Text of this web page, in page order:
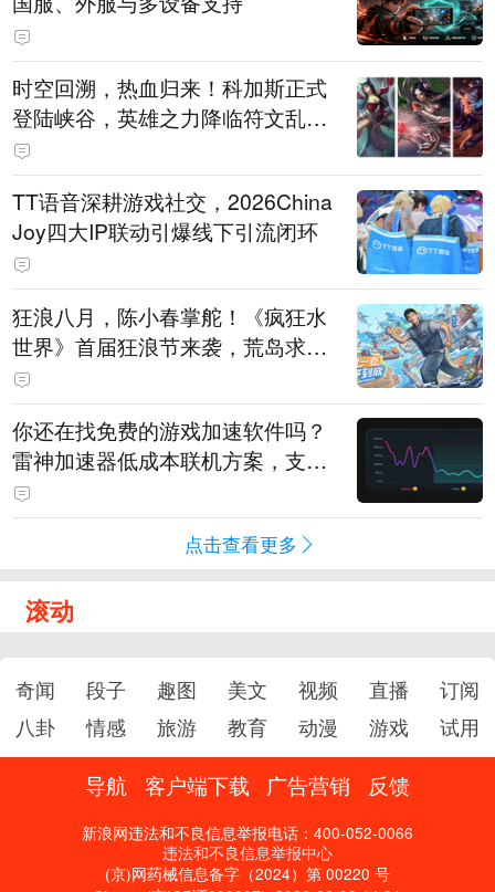
时空回溯，热血归来！科加斯正式
登陆峡谷，英雄之力降临符文乱
斗！
TT语音深耕游戏社交，2026China
Joy四大IP联动引爆线下引流闭环
狂浪八月，陈小春掌舵！《疯狂水
世界》首届狂浪节来袭，荒岛求生
直播即将开启
你还在找免费的游戏加速软件吗？
雷神加速器低成本联机方案，支持
免费试用
点击查看更多
滚动
奇闻 段子 趣图 美文 视频 直播
订阅
八卦
情感 旅游 教育 动漫 游戏 试用
导航 客户端下载 广告营销 反馈
新浪网违法和不良信息举报电话：400-052-0066
违法和不良信息举报中心
(京)网药械信息备字（2024）第 00220 号